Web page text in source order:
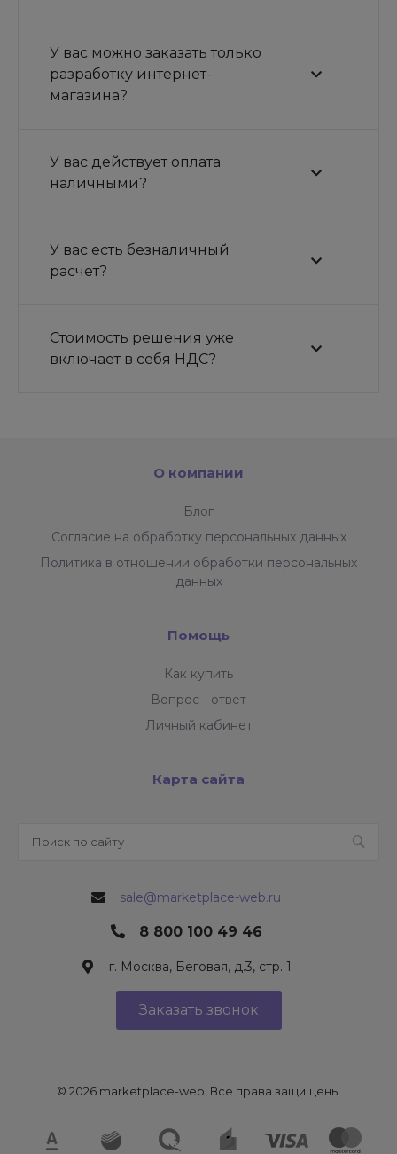
У вас можно заказать только
разработку интернет-
магазина?
У вас действует оплата
наличными?
У вас есть безналичный
расчет?
Стоимость решения уже
включает в себя НДС?
О компании
Блог
Согласие на обработку персональных данных
Политика в отношении обработки персональных
данных
Помощь
Как купить
Вопрос - ответ
Личный кабинет
Карта сайта
sale@marketplace-web.ru
8 800 100 49 46
г. Москва, Беговая, д.3, стр. 1
Заказать звонок
© 2026 marketplace-web, Все права защищены